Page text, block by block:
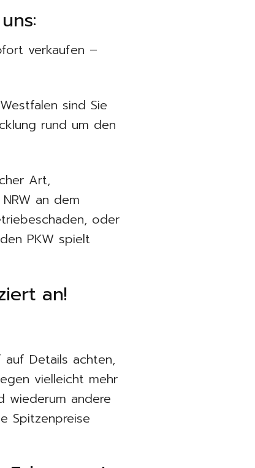
verkaufen –
sind Sie
rund um den
Art,
an dem
oder
PKW spielt
an!
Details achten,
vielleicht mehr
wiederum andere
Spitzenpreise